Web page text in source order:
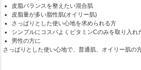
皮脂バランスを整えたい混合肌
皮脂量が多い脂性肌(オイリー肌)
さっぱりとした使い心地を求められる方
シンプルにコスパよくビタミンCのみを取り入れ
男性の方に
さっぱりとした使い心地で、普通肌、オイリー肌の